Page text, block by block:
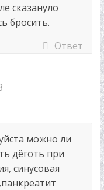
сказануло
бросить.
Ответ
можно ли
дёготь при
синусовая